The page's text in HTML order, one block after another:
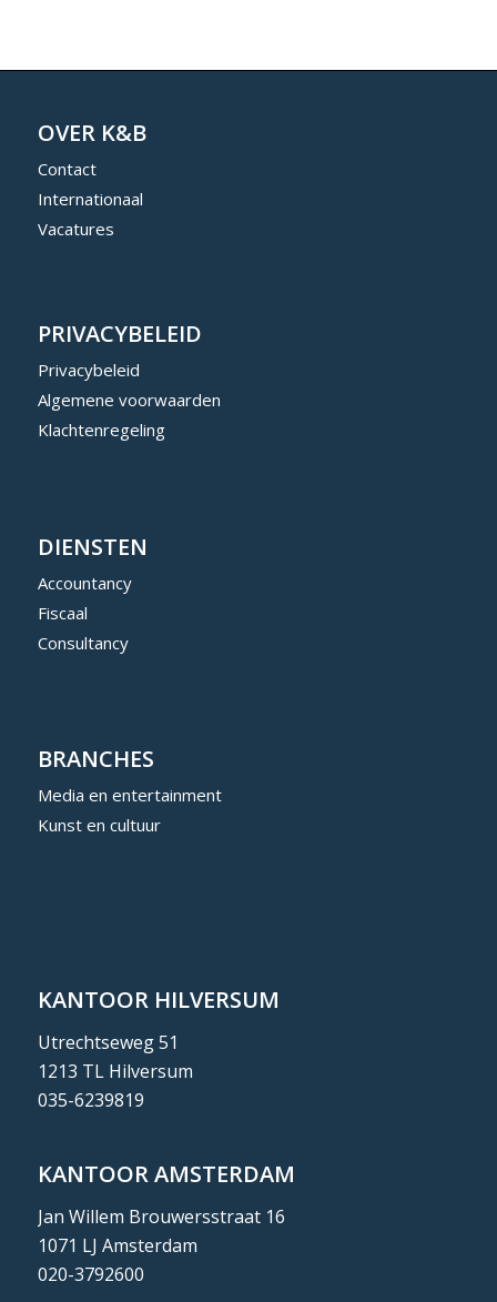
OVER K&B
Contact
Internationaal
Vacatures
PRIVACYBELEID
Privacybeleid
Algemene voorwaarden
Klachtenregeling
DIENSTEN
Accountancy
Fiscaal
Consultancy
BRANCHES
Media en entertainment
Kunst en cultuur
KANTOOR HILVERSUM
Utrechtseweg 51
1213 TL Hilversum
035-6239819
KANTOOR AMSTERDAM
Jan Willem Brouwersstraat 16
1071 LJ Amsterdam
020-3792600